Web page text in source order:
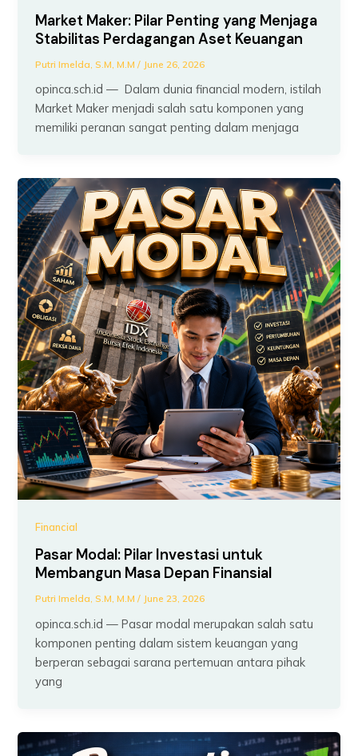
Market Maker: Pilar Penting yang Menjaga
Stabilitas Perdagangan Aset Keuangan
Putri Imelda, S.M, M.M/ June 26, 2026
opinca.sch.id — Dalam dunia financial modern, istilah
Market Maker menjadi salah satu komponen yang
memiliki peranan sangat penting dalam menjaga
Financial
Pasar Modal: Pilar Investasi untuk
Membangun Masa Depan Finansial
Putri Imelda, S.M, M.M/ June 23, 2026
opinca.sch.id — Pasar modal merupakan salah satu
komponen penting dalam sistem keuangan yang
berperan sebagai sarana pertemuan antara pihak
yang